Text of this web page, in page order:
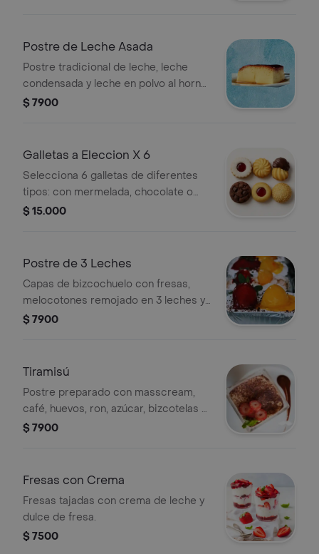
Postre de Leche Asada
Postre tradicional de leche, leche
condensada y leche en polvo al horno
y aderezado con un dulce de
$ 7900
Galletas a Eleccion X 6
Selecciona 6 galletas de diferentes
tipos: con mermelada, chocolate o
ajonjolí.
$ 15.000
Postre de 3 Leches
Capas de bizcochuelo con fresas,
melocotones remojado en 3 leches y
con crema de lelche.
$ 7900
Tiramisú
Postre preparado con masscream,
café, huevos, ron, azúcar, bizcotelas y
cocoa en polvo.
$ 7900
Fresas con Crema
Fresas tajadas con crema de leche y
dulce de fresa.
$ 7500